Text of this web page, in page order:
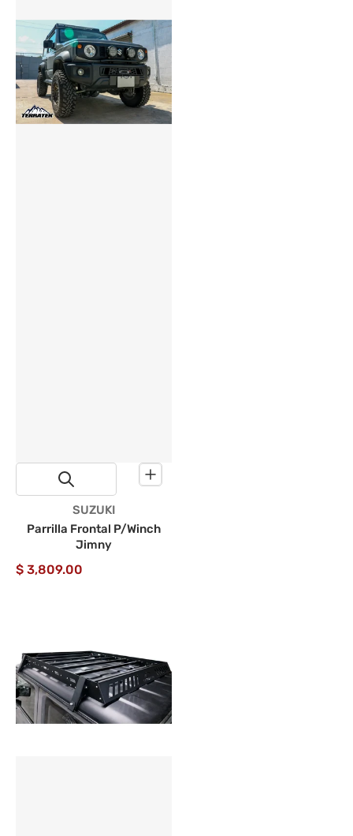
Proveedor:
SUZUKI
Parrilla Frontal P/Winch
Jimny
$ 3,809.00